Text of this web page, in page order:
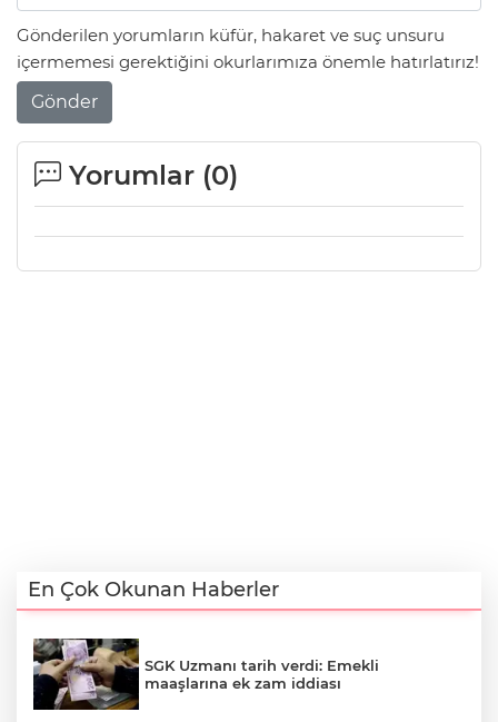
Gönderilen yorumların küfür, hakaret ve suç unsuru
içermemesi gerektiğini okurlarımıza önemle hatırlatırız!
Gönder
Yorumlar (0)
En Çok Okunan Haberler
SGK Uzmanı tarih verdi: Emekli
maaşlarına ek zam iddiası